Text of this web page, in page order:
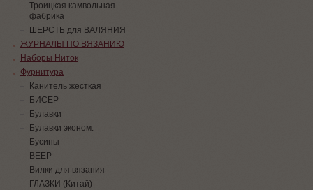
Троицкая камвольная
фабрика
ШЕРСТЬ для ВАЛЯНИЯ
ЖУРНАЛЫ ПО ВЯЗАНИЮ
Наборы Ниток
Фурнитура
Канитель жесткая
БИСЕР
Булавки
Булавки эконом.
Бусины
ВЕЕР
Вилки для вязания
ГЛАЗКИ (Китай)